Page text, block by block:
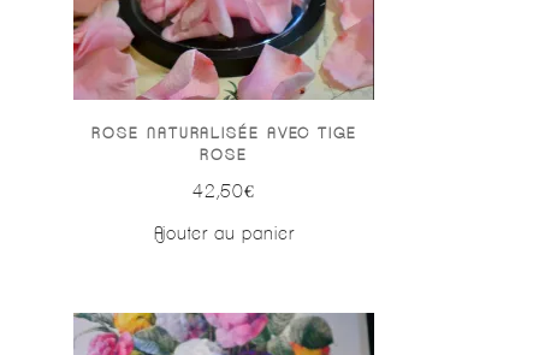
ROSE NATURALISÉE AVEC TIGE
ROSE
42,50€
Ajouter au panier